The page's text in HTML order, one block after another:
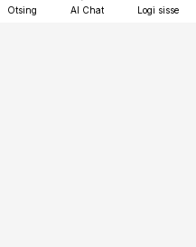
Otsing AI Chat Logi sisse